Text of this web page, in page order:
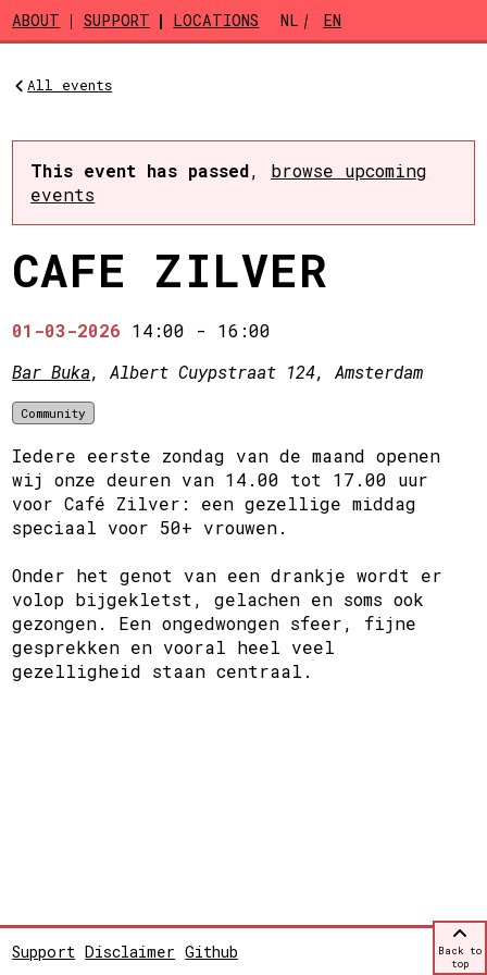
Skip to main content
ABOUT SUPPORT LOCATIONS NL EN
All events
This event has passed, browse upcoming
events
CAFE ZILVER
01-03-2026 14:00 - 16:00
Bar Buka, Albert Cuypstraat 124, Amsterdam
Community
Iedere eerste zondag van de maand openen
wij onze deuren van 14.00 tot 17.00 uur
voor Café Zilver: een gezellige middag
speciaal voor 50+ vrouwen.
Onder het genot van een drankje wordt er
volop bijgekletst, gelachen en soms ook
gezongen. Een ongedwongen sfeer, fijne
gesprekken en vooral heel veel
gezelligheid staan centraal.
Support Disclaimer Github
Back to
top